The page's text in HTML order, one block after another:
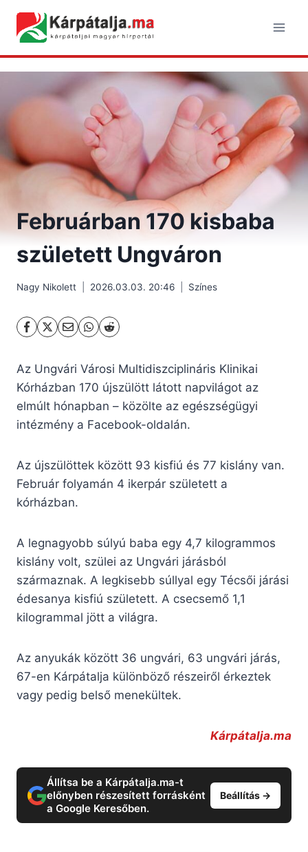
content
Februárban 170 kisbaba
született Ungváron
Nagy Nikolett 2026.03.03. 20:46 Színes
Az Ungvári Városi Multidiszciplináris Klinikai
Kórházban 170 újszülött látott napvilágot az
elmúlt hónapban – közölte az egészségügyi
intézmény a Facebook-oldalán.
Az újszülöttek között 93 kisfiú és 77 kislány van.
Február folyamán 4 ikerpár született a
kórházban.
A legnagyobb súlyú baba egy 4,7 kilogrammos
kislány volt, szülei az Ungvári járásból
származnak. A legkisebb súllyal egy Técsői járási
édesanya kisfiú született. A csecsemő 1,1
kilogrammal jött a világra.
Az anyukák között 36 ungvári, 63 ungvári járás,
67-en Kárpátalja különböző részeiről érkeztek
vagy pedig belső menekültek.
Kárpátalja.ma
Állítsa be a Kárpátalja.ma-t
előnyben részesített forrásként
a Google Keresőben.
Beállítás →